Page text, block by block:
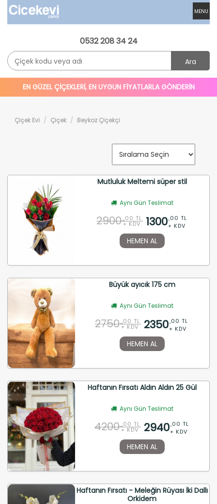
MENU
0532 208 34 24
Ara
EN GÜZEL ÇİÇEKLERİ, EN UYGUN FİYATLARLA GÖNDERİN
Çiçek Evi Çiçek Beykoz Çiçekçi
Mutluluk Meltemi süper stil
Aynı Gün Teslimat
2900 ,00 TL
+ KDV 1300,00 TL
+ KDV
HEMEN AL
Büyük ayıcık 175 cm
Aynı Gün Teslimat
2750 ,00 TL
+ KDV 2350,00 TL
+ KDV
HEMEN AL
Haftanın Fırsatı Aldın Aldın 25 Gül
Aynı Gün Teslimat
4200 ,00 TL
+ KDV 2940,00 TL
+ KDV
HEMEN AL
Haftanın Fırsatı - Meleğin Rüyası İki Dallı
Orkidem